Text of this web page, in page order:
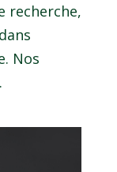
recherche,
Nos